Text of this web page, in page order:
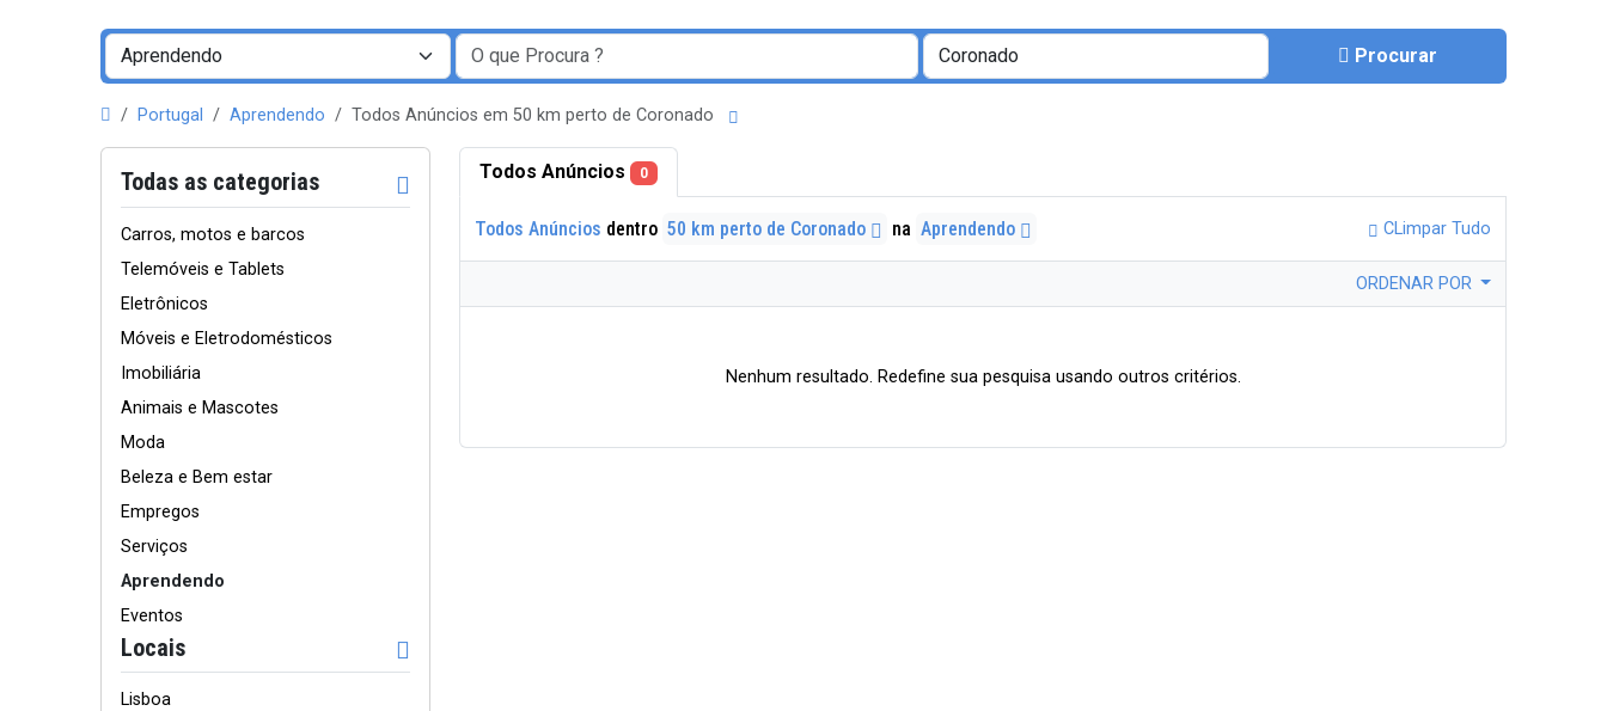
Procurar
Portugal Aprendendo Todos Anúncios em 50 km perto de Coronado
Todas as categorias
Carros, motos e barcos
Telemóveis e Tablets
Eletrônicos
Móveis e Eletrodomésticos
Imobiliária
Animais e Mascotes
Moda
Beleza e Bem estar
Empregos
Serviços
Aprendendo
Eventos
Locais
Lisboa
Todos Anúncios 0
Todos Anúncios dentro 50 km perto de Coronado na Aprendendo CLimpar Tudo
ORDENAR POR
Nenhum resultado. Redefine sua pesquisa usando outros critérios.